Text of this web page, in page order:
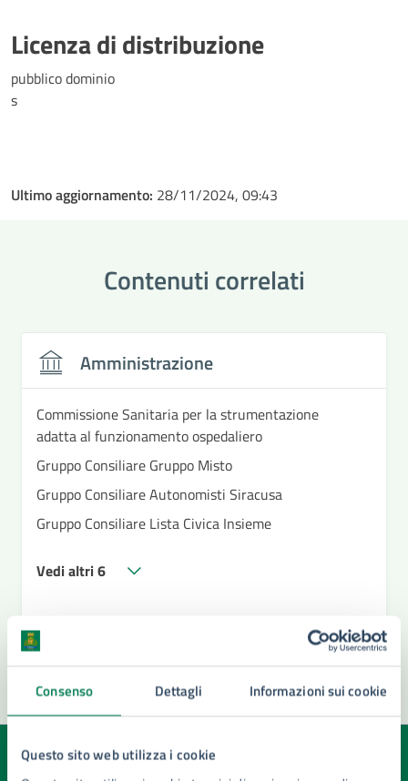
Consenso Dettagli Informazioni sui cookie
Questo sito web utilizza i cookie
Licenza di distribuzione
pubblico dominio
s
Ultimo aggiornamento: 28/11/2024, 09:43
Contenuti correlati
Amministrazione
Commissione Sanitaria per la strumentazione
adatta al funzionamento ospedaliero
Gruppo Consiliare Gruppo Misto
Gruppo Consiliare Autonomisti Siracusa
Gruppo Consiliare Lista Civica Insieme
Vedi altri 6
Quanto sono chiare le informazioni su questa